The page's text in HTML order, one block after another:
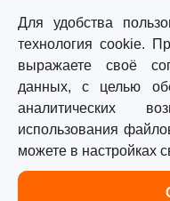
©«Sturm!» 2011–2026 ®
Все права защищены.
Для удобства
технология cookie.
выражаете своё
данных, с целью
аналитических
использования
можете в настройках